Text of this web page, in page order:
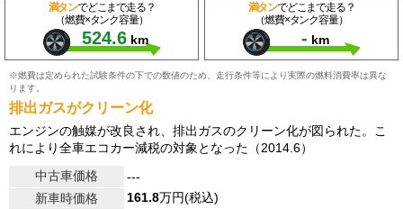
満タンでどこまで走る？
（燃費×タンク容量）
524.6 km
満タンでどこまで走る？
（燃費×タンク容量）
- km
※燃費は定められた試験条件の下での数値のため、走行条件等により実際の燃料消費率は異な
ります。
排出ガスがクリーン化
エンジンの触媒が改良され、排出ガスのクリーン化が図られた。こ
れにより全車エコカー減税の対象となった（2014.6）
中古車価格
---
新車時価格
161.8万円(税込)